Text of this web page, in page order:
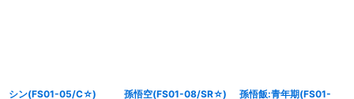
シン(FS01-05/C☆)
孫悟空(FS01-08/SR☆)
孫悟飯:青年期(FS01-